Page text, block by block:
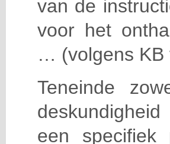
van de
voor het
… (volgens KB
Teneinde
een specifiek